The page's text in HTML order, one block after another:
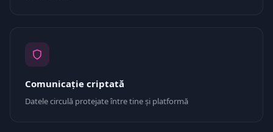
Comunicație criptată
Datele circulă protejate între tine și platformă